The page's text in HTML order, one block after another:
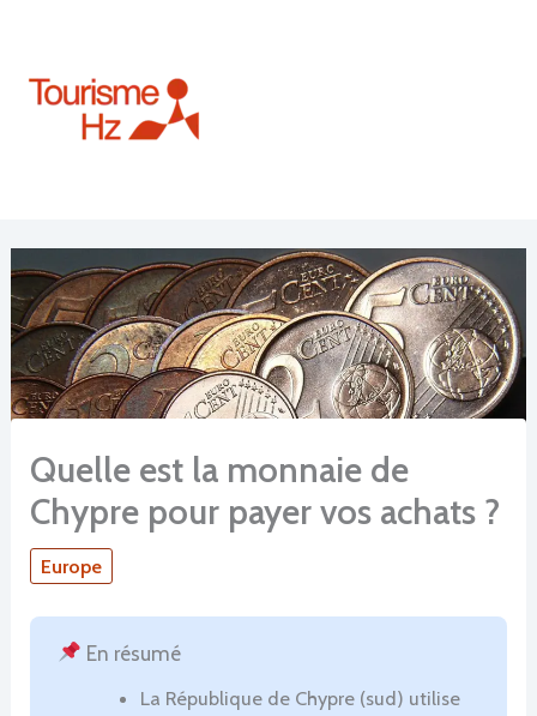
contenu
Quelle est la monnaie de
Chypre pour payer vos achats ?
Europe
En résumé
La République de Chypre (sud) utilise